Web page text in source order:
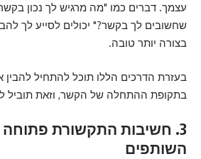
עצמך. דברים כמו "מה מרגיש לך נכון
שחשובים לך בקשר?" יכולים לסייע לך
בצורה יותר טובה.
בעזרת הדרכים הללו תוכל להתחיל להבין
בתקופת ההתחלה של הקשר, וזאת תוביל
3. חשיבות התקשורת פתוחה
השותפים